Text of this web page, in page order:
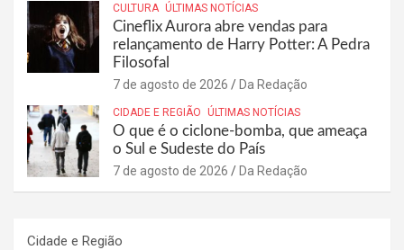
CULTURA ÚLTIMAS NOTÍCIAS
Cineflix Aurora abre vendas para
relançamento de Harry Potter: A Pedra
Filosofal
7 de agosto de 2026 Da Redação
CIDADE E REGIÃO ÚLTIMAS NOTÍCIAS
O que é o ciclone-bomba, que ameaça
o Sul e Sudeste do País
7 de agosto de 2026 Da Redação
Cidade e Região